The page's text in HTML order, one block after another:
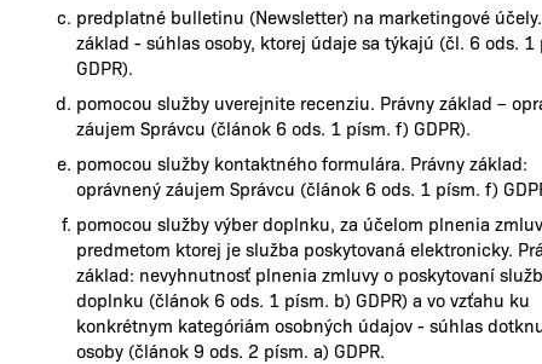
predplatné bulletinu (Newsletter) na marketingové
základ - súhlas osoby, ktorej údaje sa týkajú (čl. 6 ods. 1
GDPR).
pomocou služby uverejnite recenziu. Právny základ –
záujem Správcu (článok 6 ods. 1 písm. f) GDPR).
pomocou služby kontaktného formulára. Právny základ:
oprávnený záujem Správcu (článok 6 ods. 1 písm. f)
pomocou služby výber doplnku, za účelom plnenia
predmetom ktorej je služba poskytovaná elektronicky.
základ: nevyhnutnosť plnenia zmluvy o poskytovaní
doplnku (článok 6 ods. 1 písm. b) GDPR) a vo vzťahu ku
konkrétnym kategóriám osobných údajov - súhlas
osoby (článok 9 ods. 2 písm. a) GDPR.